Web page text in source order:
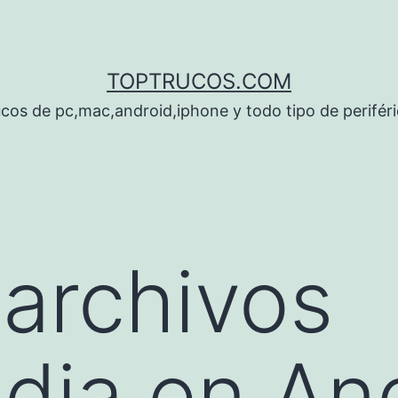
TOPTRUCOS.COM
de pc,mac,android,iphone y todo tipo de